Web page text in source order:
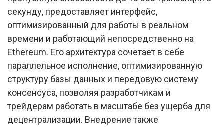
секунду, предоставляет интерфейс,
оптимизированный для работы в реальном
времени и работающий непосредственно на
Ethereum. Его архитектура сочетает в себе
параллельное исполнение, оптимизированную
структуру базы данных и передовую систему
консенсуса, позволяя разработчикам и
трейдерам работать в масштабе без ущерба для
децентрализации. Внедрение также